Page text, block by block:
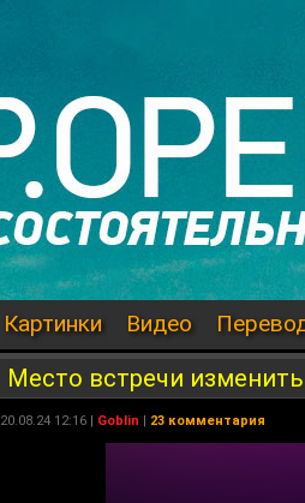
Картинки Видео
Место встречи
20.08.24 12:16 | Goblin | 23 комментария